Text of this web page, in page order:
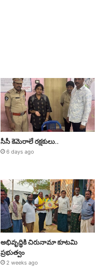
సీసీ కెమెరాలే రక్షకులు..
6 days ago
అభివృద్ధికి చిరునామా కూటమి
ప్రభుత్వం
2 weeks ago